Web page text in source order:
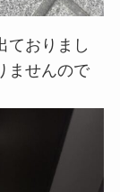
ておりまし
ませんので